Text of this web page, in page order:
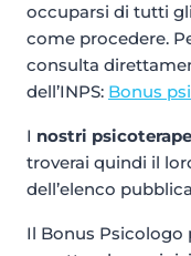
occuparsi di tutti
come procedere.
consulta
dell’INPS: Bonus
I nostri
troverai quindi il
dell’elenco
Il Bonus Psicologo